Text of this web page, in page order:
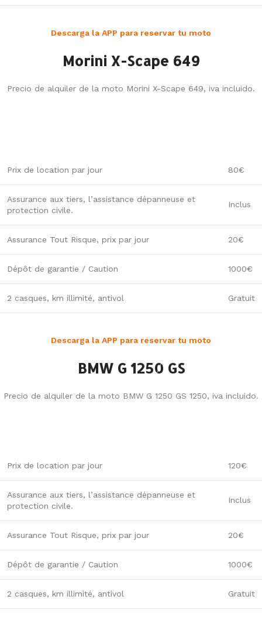
Descarga la APP para reservar tu moto
Morini X-Scape 649
Precio de alquiler de la moto Morini X-Scape 649, iva incluido.
Prix de location par jour 80€
Assurance aux tiers, l’assistance dépanneuse et
protection civile.
Inclus
Assurance Tout Risque, prix par jour 20€
Dépôt de garantie / Caution 1000€
2 casques, km illimité, antivol Gratuit
Descarga la APP para reservar tu moto
BMW G 1250 GS
Precio de alquiler de la moto BMW G 1250 GS 1250, iva incluido.
Prix de location par jour 120€
Assurance aux tiers, l’assistance dépanneuse et
protection civile.
Inclus
Assurance Tout Risque, prix par jour 20€
Dépôt de garantie / Caution 1000€
2 casques, km illimité, antivol Gratuit